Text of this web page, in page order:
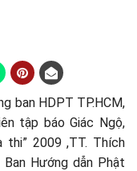
ban HDPT TP.HCM,
tập báo Giác Ngộ,
thi” 2009 ,TT. Thích
Hướng dẫn Phật